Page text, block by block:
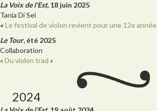
La Voix de l'Est, 18 juin 2025
Tania Di Sei
« Le festival de violon revient pour une 12e année
Le Tour, été 2025
Collaboration
«Du violon trad »
2024